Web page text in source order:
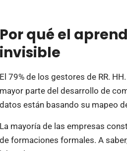
Por qué el
invisible
El 79% de los gestores de RR.
mayor parte del desarrollo de
datos están basando su mapeo
La mayoría de las empresas
de formaciones formales. A